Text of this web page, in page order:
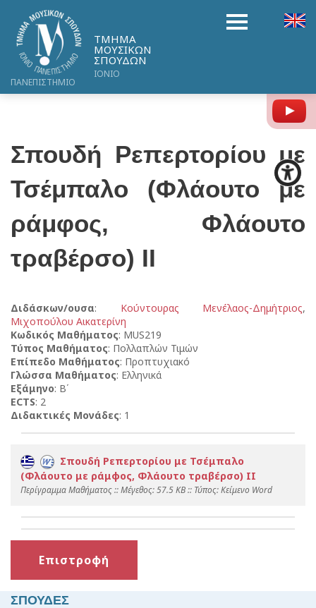
ΤΜΗΜΑ
ΜΟΥΣΙΚΩΝ
ΣΠΟΥΔΩΝ
ΙΟΝΙΟ
ΠΑΝΕΠΙΣΤΗΜΙΟ
Σπουδή Ρεπερτορίου με
Τσέμπαλο (Φλάουτο με
ράμφος, Φλάουτο
τραβέρσο) ΙΙ
Διδάσκων/ουσα: Κούντουρας Μενέλαος-Δημήτριος,
Μιχοπούλου Αικατερίνη
Κωδικός Μαθήματος: MUS219
Τύπος Μαθήματος: Πολλαπλών Τιμών
Επίπεδο Μαθήματος: Προπτυχιακό
Γλώσσα Μαθήματος: Ελληνικά
Εξάμηνο: Β΄
ECTS: 2
Διδακτικές Μονάδες: 1
Σπουδή Ρεπερτορίου με Τσέμπαλο
(Φλάουτο με ράμφος, Φλάουτο τραβέρσο) ΙΙ
Περίγραμμα Μαθήματος :: Mέγεθος: 57.5 KB :: Τύπος: Kείμενο Word
Επιστροφή
ΣΠΟΥΔΕΣ